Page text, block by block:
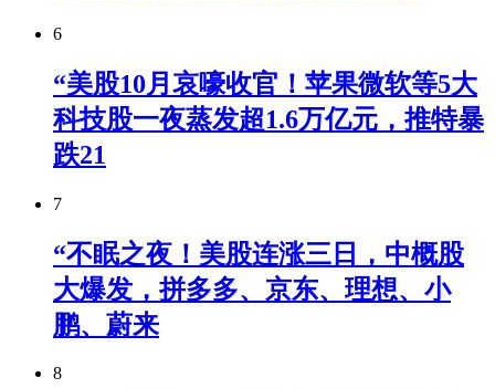
6
“美股10月哀嚎收官！苹果微软等5大
科技股一夜蒸发超1.6万亿元，推特暴
跌21
7
“不眠之夜！美股连涨三日，中概股
大爆发，拼多多、京东、理想、小
鹏、蔚来
8